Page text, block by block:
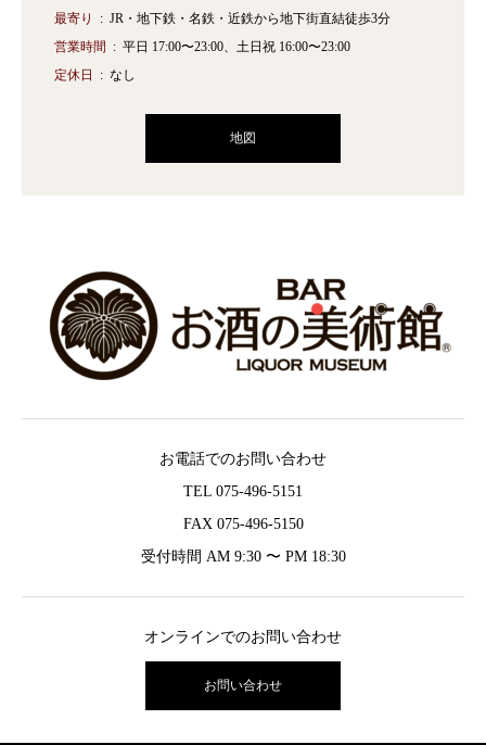
最寄り
JR・地下鉄・名鉄・近鉄から地下街直結徒歩3分
営業時間
平日 17:00〜23:00、土日祝 16:00〜23:00
定休日
なし
地図
お電話でのお問い合わせ
TEL 075-496-5151
FAX 075-496-5150
受付時間 AM 9:30 〜 PM 18:30
オンラインでのお問い合わせ
お問い合わせ